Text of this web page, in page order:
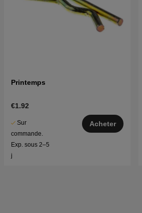
Printemps
€1.92
Sur
commande.
Exp. sous 2–5
j
Acheter